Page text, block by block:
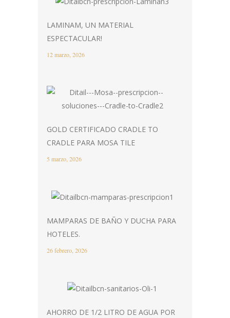
LAMINAM, UN MATERIAL
ESPECTACULAR!
12 marzo, 2026
GOLD CERTIFICADO CRADLE TO
CRADLE PARA MOSA TILE
5 marzo, 2026
MAMPARAS DE BAÑO Y DUCHA PARA
HOTELES.
26 febrero, 2026
AHORRO DE 1/2 LITRO DE AGUA POR